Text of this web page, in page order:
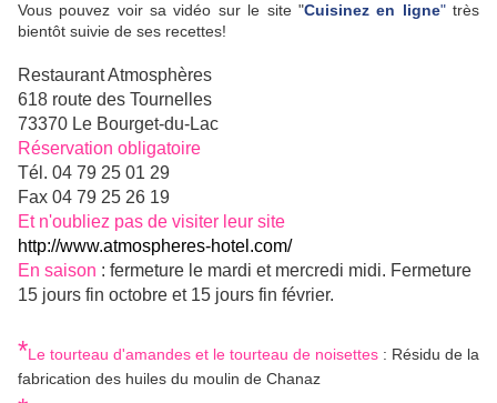
Vous pouvez voir sa vidéo sur le site "Cuisinez en ligne"très
bientôt suivie de ses recettes!
Restaurant Atmosphères
618 route des Tournelles
73370 Le Bourget-du-Lac
Réservation obligatoire
Tél. 04 79 25 01 29
Fax 04 79 25 26 19
Et n'oubliez pas de visiter leur site
http://www.atmospheres-hotel.com/
En saison : fermeture le mardi et mercredi midi. Fermeture
15 jours fin octobre et 15 jours fin février.
*Le tourteau d'amandes et le tourteau de noisettes : Résidu de la
fabrication des huiles du moulin de Chanaz